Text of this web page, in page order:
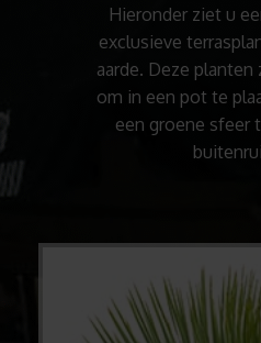
Hieronder ziet u
exclusieve
aarde. Deze
om in een pot te
een groene sfeer